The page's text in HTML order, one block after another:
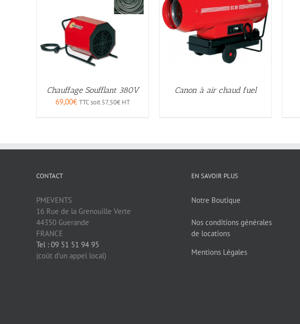
Chauffage Soufflant 380V
69,00€ TTC soit 57,50€ HT
Canon à air chaud fuel
CONTACT
PMEVENTS
16 Rue de la Grenouille Verte
44350 Guerande
FRANCE
Tel : 09 51 51 94 95
(coût d’un appel local)
EN SAVOIR PLUS
Notre Boutique
Nos conditions générales
de locations
Mentions Légales